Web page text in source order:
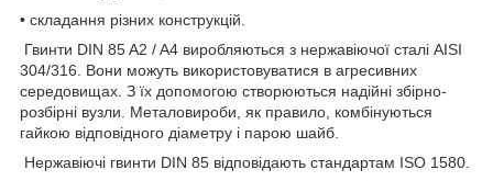
• складання різних конструкцій.
Гвинти DIN 85 A2 / A4 виробляються з нержавіючої сталі AISI
304/316. Вони можуть використовуватися в агресивних
середовищах. З їх допомогою створюються надійні збірно-
розбірні вузли. Металовироби, як правило, комбінуються
гайкою відповідного діаметру і парою шайб.
Нержавіючі гвинти DIN 85 відповідають стандартам ISO 1580.